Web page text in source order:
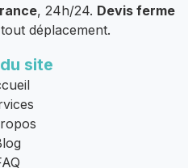
, 24h/24. Devis ferme
déplacement.
site